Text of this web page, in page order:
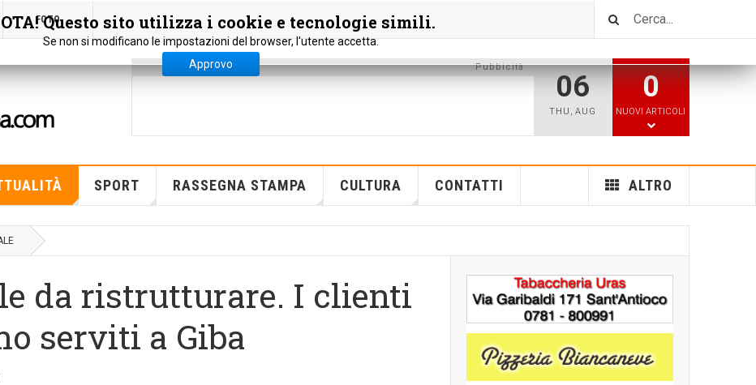
FOTOQuesto sito utilizza i cookie e tecnologie simili.
Se non si modificano le impostazioni del browser, l'utente accetta.
Approvo
Pubbicità
06
THU , AUG
0
NUOVI ARTICOLI
SPORT RASSEGNA STAMPA CULTURA CONTATTI ALTRO
da ristrutturare. I clienti
serviti a Giba